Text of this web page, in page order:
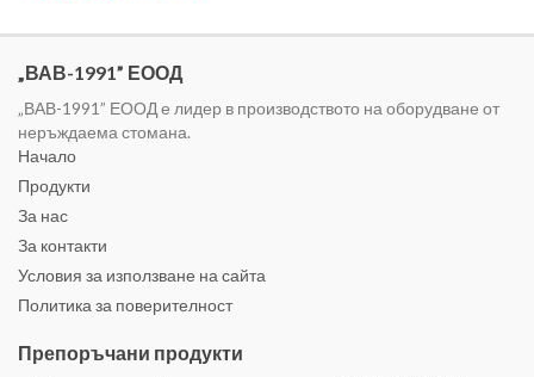
„ВАВ-1991” ЕООД
„ВАВ-1991” ЕООД е лидер в производството на оборудване от
неръждаема стомана.
Начало
Продукти
За нас
За контакти
Условия за използване на сайта
Политика за поверителност
Препоръчани продукти